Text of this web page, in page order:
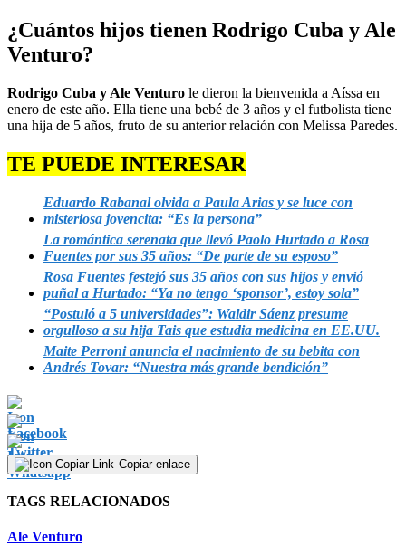
¿Cuántos hijos tienen Rodrigo Cuba y Ale
Venturo?
Rodrigo Cuba y Ale Venturo le dieron la bienvenida a Aíssa en
enero de este año. Ella tiene una bebé de 3 años y el futbolista tiene
una hija de 5 años, fruto de su anterior relación con Melissa Paredes.
TE PUEDE INTERESAR
Eduardo Rabanal olvida a Paula Arias y se luce con
misteriosa jovencita: “Es la persona”
La romántica serenata que llevó Paolo Hurtado a Rosa
Fuentes por sus 35 años: “De parte de su esposo”
Rosa Fuentes festejó sus 35 años con sus hijos y envió
puñal a Hurtado: “Ya no tengo ‘sponsor’, estoy sola”
“Postuló a 5 universidades”: Waldir Sáenz presume
orgulloso a su hija Tais que estudia medicina en EE.UU.
Maite Perroni anuncia el nacimiento de su bebita con
Andrés Tovar: “Nuestra más grande bendición”
Copiar enlace
TAGS RELACIONADOS
Ale Venturo